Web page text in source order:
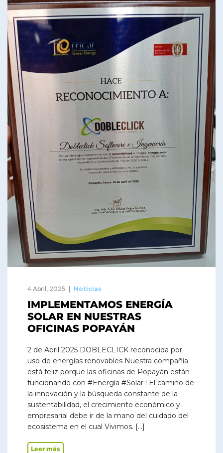
4 Abril, 2025 Noticias
IMPLEMENTAMOS ENERGÍA
SOLAR EN NUESTRAS
OFICINAS POPAYÁN
2 de Abril 2025 DOBLECLICK reconocida por
uso de energías renovables Nuestra compañía
está feliz porque las oficinas de Popayán están
funcionando con #Energía #Solar ! El camino de
la innovación y la búsqueda constante de la
sustentabilidad, el crecimiento económico y
empresarial debe ir de la mano del cuidado del
ecosistema en el cual Vivimos. […]
Leer más